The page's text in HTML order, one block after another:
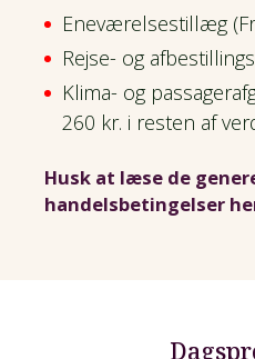
Eneværelsestillæg
Rejse- og
Klima- og
260 kr. i resten af
Husk at læse de
handelsbetingelser